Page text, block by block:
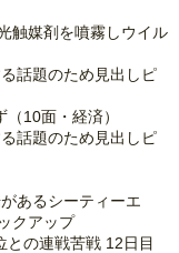
触媒剤を噴霧しウイル
話題のため見出しピ
10面・経済）
話題のため見出しピ
あるシーティーエ
クアップ
との連戦苦戦 12日目